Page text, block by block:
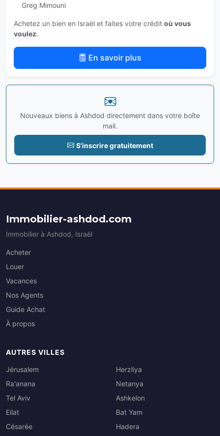
Greg Mimouni
Achetez un bien en Israël et faites votre crédit où vous
voulez.
En savoir plus
Nouveaux biens à Ashdod directement dans votre boîte
mail.
S'inscrire gratuitement
Immobilier-ashdod.com
Immobilier à Ashdod, Israël
Acheter
Louer
Vacances
Nos Agents
Guide Achat
À propos
AUTRES VILLES
Jérusalem
Ra'anana
Tel Aviv
Eilat
Césarée
Herzliya
Netanya
Ashkelon
Bat Yam
Hadera